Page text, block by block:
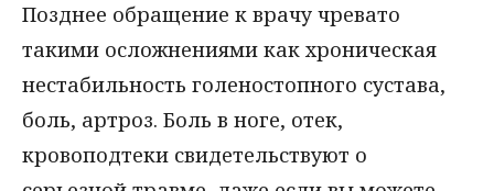
Позднее обращение к врачу чревато
такими осложнениями как хроническая
нестабильность голеностопного сустава,
боль, артроз. Боль в ноге, отек,
кровоподтеки свидетельствуют о